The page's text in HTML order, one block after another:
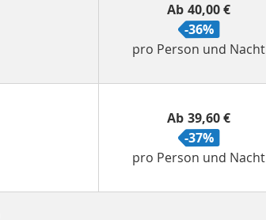
Ab 40,00 €
-36%
pro Person und Nacht
Ab 39,60 €
-37%
pro Person und Nacht